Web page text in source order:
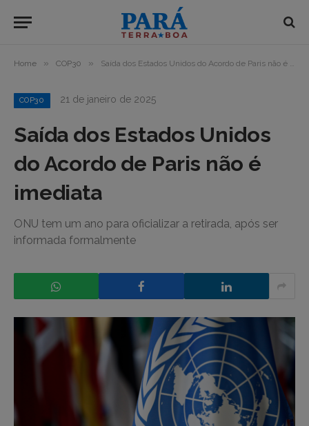
Home » COP30 » Saída dos Estados Unidos do Acordo de Paris não é imediata
COP30 21 de janeiro de 2025
Saída dos Estados Unidos
do Acordo de Paris não é
imediata
ONU tem um ano para oficializar a retirada, após ser
informada formalmente